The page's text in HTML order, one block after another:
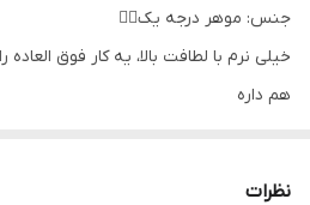
جنس: موهر درجه یک👌🏻
خیلی نرم با لطافت بالا، یه کار فوق
هم داره
نظرات